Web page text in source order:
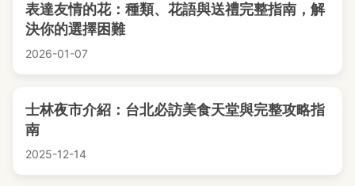
表達友情的花：種類、花語與送禮完整指南，解
決你的選擇困難
2026-01-07
士林夜市介紹：台北必訪美食天堂與完整攻略指
南
2025-12-14